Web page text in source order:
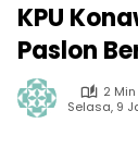
KPU
Paslon
2
Selasa, 9